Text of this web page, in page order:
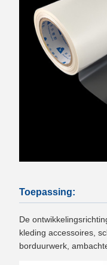
Toepassing:
De
kleding accessoires,
borduurwerk,